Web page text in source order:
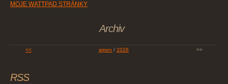
MOJE WATTPAD STRÁNKY
Archiv
<< srpen / 2026 >>
RSS